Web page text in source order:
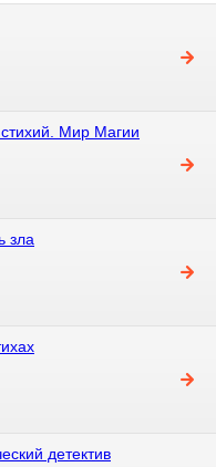
Мир Магии
зла
детектив